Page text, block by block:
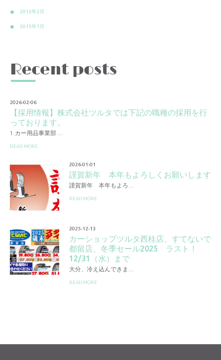
2015年2月
2015年1月
Recent posts
2026-02-06
【採用情報】株式会社ツルタでは下記の職種の採用を行
っております。
1.カー用品事業部 …
READ MORE
2026-01-01
謹賀新年 本年もよろしくお願いします
謹賀新年 本年もよろ…
READ MORE
2025-12-13
カーショップツルタ西桂店、すてないで
都留店、冬季セール2025 ラスト！
12/31（水）まで
大分、冷え込んできま…
READ MORE